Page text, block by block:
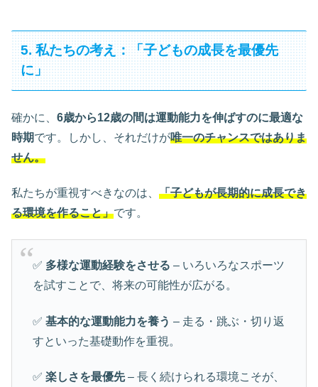
5. 私たちの考え：「子どもの成長を最優先
に」
確かに、 6歳から12歳の間は運動能力を伸ばすのに最適な
時期です。しかし、それだけが唯一のチャンスではありま
せん。
私たちが重視すべきなのは、 「子どもが長期的に成長でき
る環境を作ること」です。
✅ 多様な運動経験をさせる – いろいろなスポーツ
を試すことで、将来の可能性が広がる。
✅ 基本的な運動能力を養う – 走る・跳ぶ・切り返
すといった基礎動作を重視。
✅ 楽しさを最優先– 長く続けられる環境こそが、